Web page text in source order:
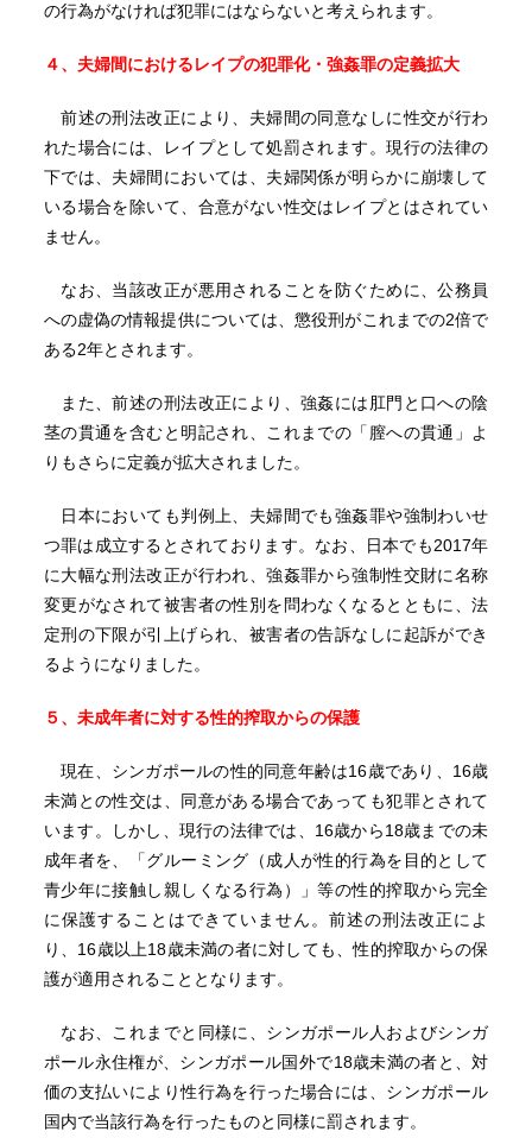
の行為がなければ犯罪にはならないと考えられます。
４、夫婦間におけるレイプの犯罪化・強姦罪の定義拡大
前述の刑法改正により、夫婦間の同意なしに性交が行わ
れた場合には、レイプとして処罰されます。現行の法律の
下では、夫婦間においては、夫婦関係が明らかに崩壊して
いる場合を除いて、合意がない性交はレイプとはされてい
ません。
なお、当該改正が悪用されることを防ぐために、公務員
への虚偽の情報提供については、懲役刑がこれまでの2倍で
ある2年とされます。
また、前述の刑法改正により、強姦には肛門と口への陰
茎の貫通を含むと明記され、これまでの「膣への貫通」よ
りもさらに定義が拡大されました。
日本においても判例上、夫婦間でも強姦罪や強制わいせ
つ罪は成立するとされております。なお、日本でも2017年
に大幅な刑法改正が行われ、強姦罪から強制性交財に名称
変更がなされて被害者の性別を問わなくなるとともに、法
定刑の下限が引上げられ、被害者の告訴なしに起訴ができ
るようになりました。
５、未成年者に対する性的搾取からの保護
現在、シンガポールの性的同意年齢は16歳であり、16歳
未満との性交は、同意がある場合であっても犯罪とされて
います。しかし、現行の法律では、16歳から18歳までの未
成年者を、「グルーミング（成人が性的行為を目的として
青少年に接触し親しくなる行為）」等の性的搾取から完全
に保護することはできていません。前述の刑法改正によ
り、16歳以上18歳未満の者に対しても、性的搾取からの保
護が適用されることとなります。
なお、これまでと同様に、シンガポール人およびシンガ
ポール永住権が、シンガポール国外で18歳未満の者と、対
価の支払いにより性行為を行った場合には、シンガポール
国内で当該行為を行ったものと同様に罰されます。